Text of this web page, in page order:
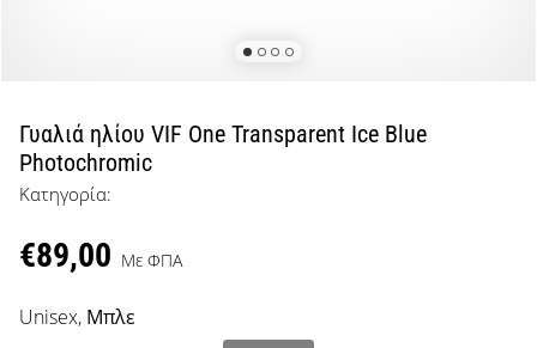
μπάσκετ
όπως
εμείς;
Έλα
μας
πρεσβευτής
της
Γυαλιά ηλίου VIF One Transparent Ice Blue
Photochromic
Κατηγορία:
€89,00 Με ΦΠΑ
Unisex, Μπλε